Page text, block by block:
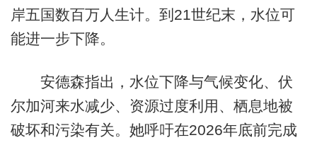
岸五国数百万人生计。到21世纪末，水位可
能进一步下降。
安德森指出，水位下降与气候变化、伏
尔加河来水减少、资源过度利用、栖息地被
破坏和污染有关。她呼吁在2026年底前完成